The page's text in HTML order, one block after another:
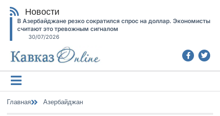
Новости
В Азербайджане резко сократился спрос на доллар. Экономисты
считают это тревожным сигналом
30/07/2026
Главная Азербайджан